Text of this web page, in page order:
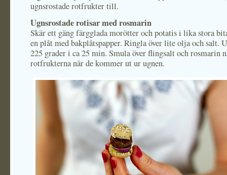
ugnsrostade rotfrukter till.
Ugnsrostade rotisar med rosmarin
Skär ett gäng färgglada morötter och potatis i lika stora
en plåt med bakplåtspapper. Ringla över lite olja och salt.
225 grader i ca 25 min. Smula över flingsalt och rosmarin
rotfrukterna när de kommer ut ur ugnen.